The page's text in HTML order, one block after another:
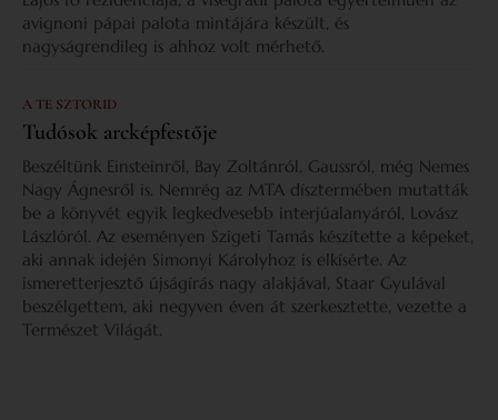
avignoni pápai palota mintájára készült, és
nagyságrendileg is ahhoz volt mérhető.
A TE SZTORID
Tudósok arcképfestője
Beszéltünk Einsteinről, Bay Zoltánról, Gaussról, még Nemes
Nagy Ágnesről is. Nemrég az MTA dísztermében mutatták
be a könyvét egyik legkedvesebb interjúalanyáról, Lovász
Lászlóról. Az eseményen Szigeti Tamás készítette a képeket,
aki annak idején Simonyi Károlyhoz is elkísérte. Az
ismeretterjesztő újságírás nagy alakjával, Staar Gyulával
beszélgettem, aki negyven éven át szerkesztette, vezette a
Természet Világát.